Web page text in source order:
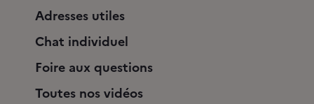
Adresses utiles
Chat individuel
Foire aux questions
Toutes nos vidéos